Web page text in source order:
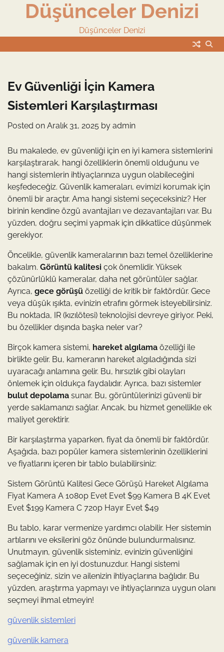
Düşünceler Denizi
Düşünceler Denizi
Ev Güvenliği İçin Kamera
Sistemleri Karşılaştırması
Posted on Aralık 31, 2025 by admin
Bu makalede, ev güvenliği için en iyi kamera sistemlerini
karşılaştırarak, hangi özelliklerin önemli olduğunu ve
hangi sistemlerin ihtiyaçlarınıza uygun olabileceğini
keşfedeceğiz. Güvenlik kameraları, evimizi korumak için
önemli bir araçtır. Ama hangi sistemi seçeceksiniz? Her
birinin kendine özgü avantajları ve dezavantajları var. Bu
yüzden, doğru seçimi yapmak için dikkatlice düşünmek
gerekiyor.
Öncelikle, güvenlik kameralarının bazı temel özelliklerine
bakalım. Görüntü kalitesi çok önemlidir. Yüksek
çözünürlüklü kameralar, daha net görüntüler sağlar.
Ayrıca, gece görüşü özelliği de kritik bir faktördür. Gece
veya düşük ışıkta, evinizin etrafını görmek isteyebilirsiniz.
Bu noktada, IR (kızılötesi) teknolojisi devreye giriyor. Peki,
bu özellikler dışında başka neler var?
Birçok kamera sistemi, hareket algılama özelliği ile
birlikte gelir. Bu, kameranın hareket algıladığında sizi
uyaracağı anlamına gelir. Bu, hırsızlık gibi olayları
önlemek için oldukça faydalıdır. Ayrıca, bazı sistemler
bulut depolama sunar. Bu, görüntülerinizi güvenli bir
yerde saklamanızı sağlar. Ancak, bu hizmet genellikle ek
maliyet gerektirir.
Bir karşılaştırma yaparken, fiyat da önemli bir faktördür.
Aşağıda, bazı popüler kamera sistemlerinin özelliklerini
ve fiyatlarını içeren bir tablo bulabilirsiniz:
Sistem Görüntü Kalitesi Gece Görüşü Hareket Algılama
Fiyat Kamera A 1080p Evet Evet $99 Kamera B 4K Evet
Evet $199 Kamera C 720p Hayır Evet $49
Bu tablo, karar vermenize yardımcı olabilir. Her sistemin
artılarını ve eksilerini göz önünde bulundurmalısınız.
Unutmayın, güvenlik sisteminiz, evinizin güvenliğini
sağlamak için en iyi dostunuzdur. Hangi sistemi
seçeceğiniz, sizin ve ailenizin ihtiyaçlarına bağlıdır. Bu
yüzden, araştırma yapmayı ve ihtiyaçlarınıza uygun olanı
seçmeyi ihmal etmeyin!
güvenlik sistemleri
güvenlik kamera